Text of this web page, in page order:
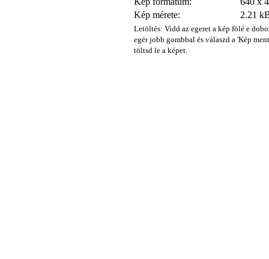
Kép mérete:
2.21
Letöltés: Vidd az egeret a kép fölé e
egér jobb gombbal és válaszd a 'Kép
töltsd le a képet.